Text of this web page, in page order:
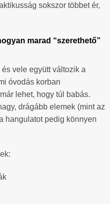
sokszor többet ér,
marad “szerethető”
vele együtt változik a
óvodás korban
lehet, hogy túl babás.
drágább elemek (mint az
hangulatot pedig könnyen